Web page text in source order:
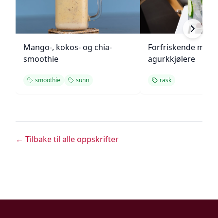
Mango-, kokos- og chia-
smoothie
smoothie sunn
Forfriskende
agurkkjølere
rask
← Tilbake til alle oppskrifter